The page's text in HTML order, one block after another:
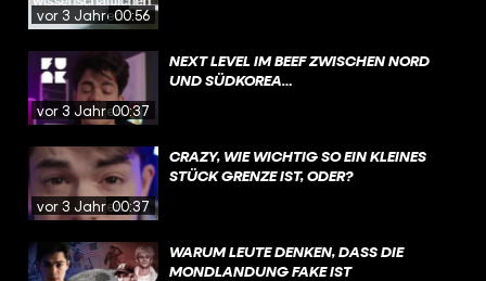
vor 3 Jahren00:56
vor 3 Jahren00:37
NEXT LEVEL IM BEEF ZWISCHEN NORD
UND SÜDKOREA…
vor 3 Jahren00:37
CRAZY, WIE WICHTIG SO EIN KLEINES
STÜCK GRENZE IST, ODER?
WARUM LEUTE DENKEN, DASS DIE
MONDLANDUNG FAKE IST